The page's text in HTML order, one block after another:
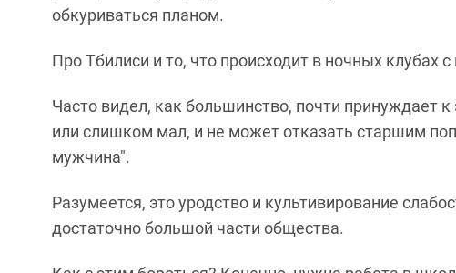
обкуриваться планом.
Про Тбилиси и то, что происходит в ночных клубах
Часто видел, как большинство, почти принуждает
или слишком мал, и не может отказать старшим
мужчина".
Разумеется, это уродство и культивирование
достаточно большой части общества.